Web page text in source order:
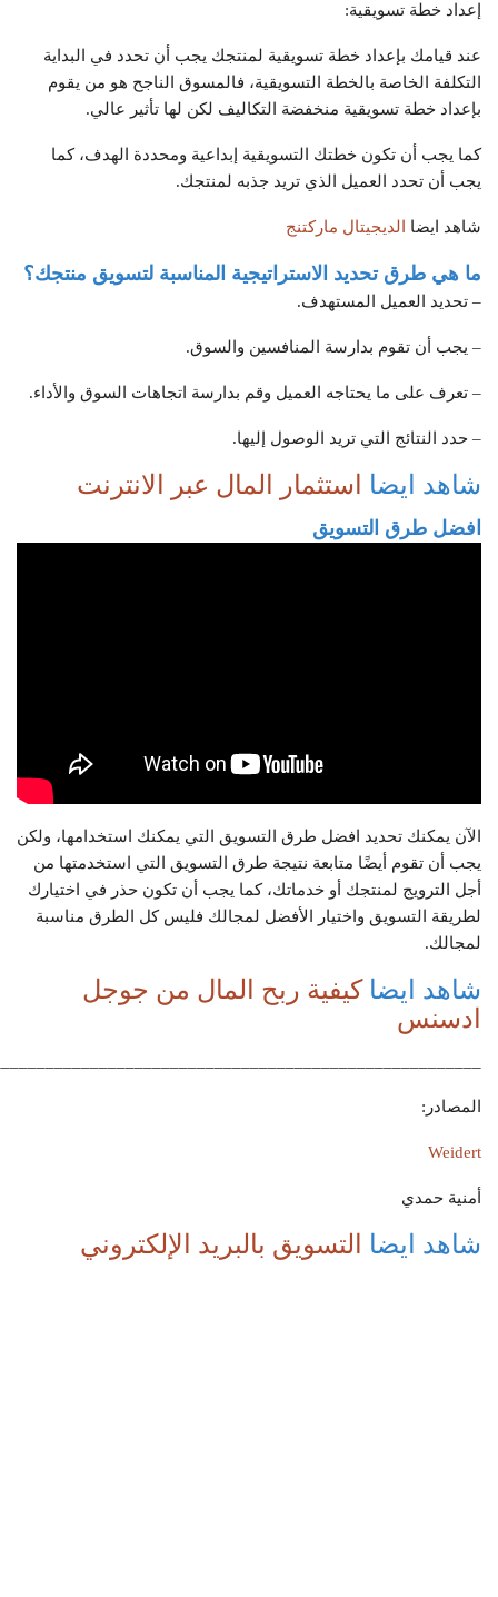
إعداد خطة تسويقية:
عند قيامك بإعداد خطة تسويقية لمنتجك يجب أن تحدد في البداية
التكلفة الخاصة بالخطة التسويقية، فالمسوق الناجح هو من يقوم
بإعداد خطة تسويقية منخفضة التكاليف لكن لها تأثير عالي.
كما يجب أن تكون خطتك التسويقية إبداعية ومحددة الهدف، كما
يجب أن تحدد العميل الذي تريد جذبه لمنتجك.
شاهد ايضا الديجيتال ماركتنج
ما هي طرق تحديد الاستراتيجية المناسبة لتسويق منتجك؟
– تحديد العميل المستهدف.
– يجب أن تقوم بدارسة المنافسين والسوق.
– تعرف على ما يحتاجه العميل وقم بدارسة اتجاهات السوق والأداء.
– حدد النتائج التي تريد الوصول إليها.
شاهد ايضا استثمار المال عبر الانترنت
افضل طرق التسويق
الآن يمكنك تحديد افضل طرق التسويق التي يمكنك استخدامها، ولكن
يجب أن تقوم أيضًا متابعة نتيجة طرق التسويق التي استخدمتها من
أجل الترويج لمنتجك أو خدماتك، كما يجب أن تكون حذر في اختيارك
لطريقة التسويق واختيار الأفضل لمجالك فليس كل الطرق مناسبة
لمجالك.
شاهد ايضاكيفية ربح المال من جوجل
ادسنس
المصادر:
Weidert
أمنية حمدي
شاهد ايضا التسويق بالبريد الإلكتروني